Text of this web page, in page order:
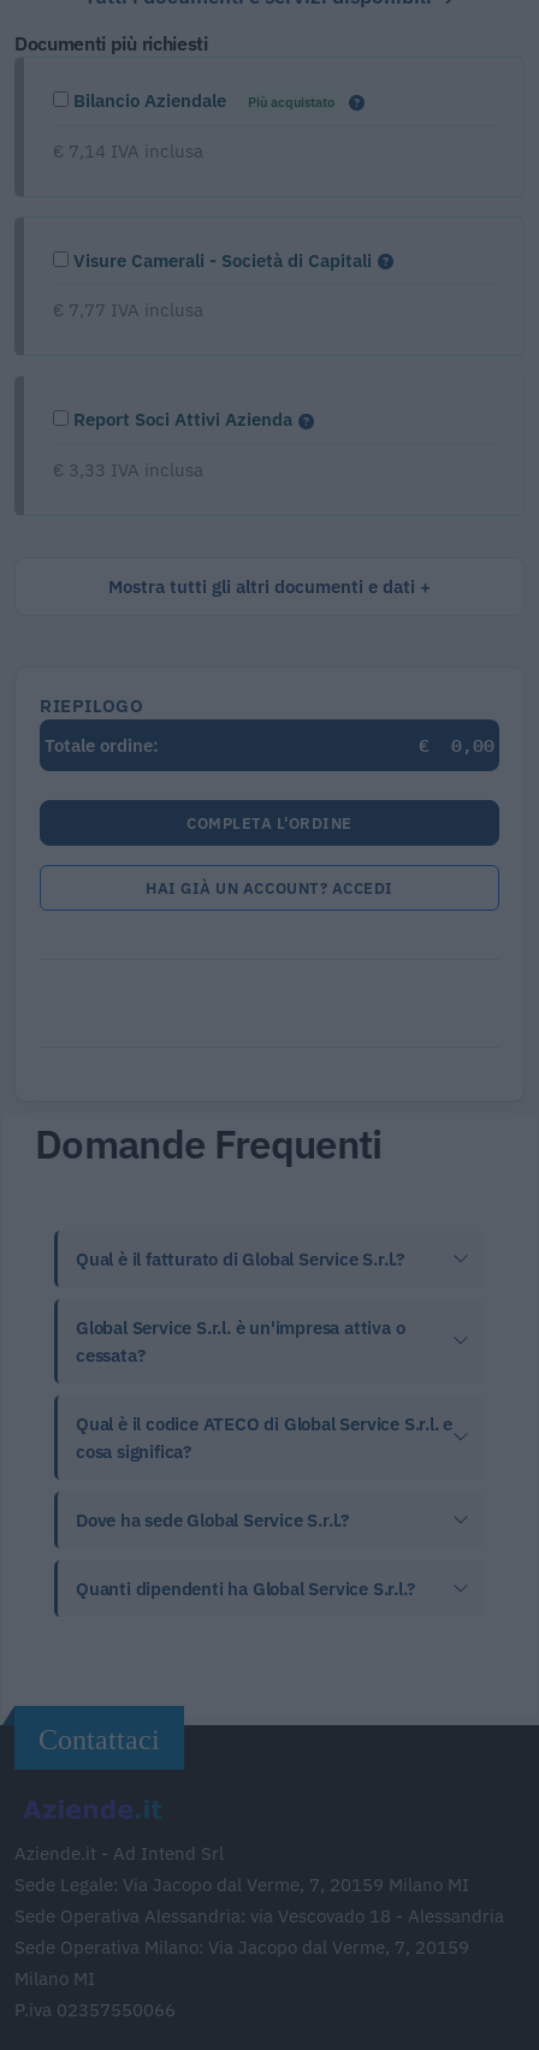
Documenti più richiesti
Bilancio Aziendale Più acquistato
€ 7,14 IVA inclusa
Visure Camerali - Società di Capitali
€ 7,77 IVA inclusa
Report Soci Attivi Azienda
€ 3,33 IVA inclusa
Mostra tutti gli altri documenti e dati
RIEPILOGO
Totale ordine:
€ 0,00
COMPLETA L'ORDINE
HAI GIÀ UN ACCOUNT? ACCEDI
Domande Frequenti
Qual è il fatturato di Global Service S.r.l.?
Global Service S.r.l. è un'impresa attiva o
cessata?
Qual è il codice ATECO di Global Service S.r.l. e
cosa significa?
Dove ha sede Global Service S.r.l.?
Quanti dipendenti ha Global Service S.r.l.?
Contattaci
Aziende.it - Ad Intend Srl
Sede Legale: Via Jacopo dal Verme, 7, 20159 Milano MI
Sede Operativa Alessandria: via Vescovado 18 - Alessandria
Sede Operativa Milano: Via Jacopo dal Verme, 7, 20159
Milano MI
P.iva 02357550066